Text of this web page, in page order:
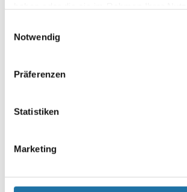
unsererDatenschutzerklärung
Notwendig
Präferenzen
Statistiken
Marketing
Deine E-Mail-Adresse wird nicht veröffentlicht.
Kommentar